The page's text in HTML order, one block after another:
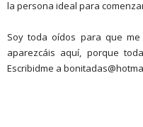
la persona ideal para
Soy toda oídos para que
aparezcáis aquí, porque
Escribidme a